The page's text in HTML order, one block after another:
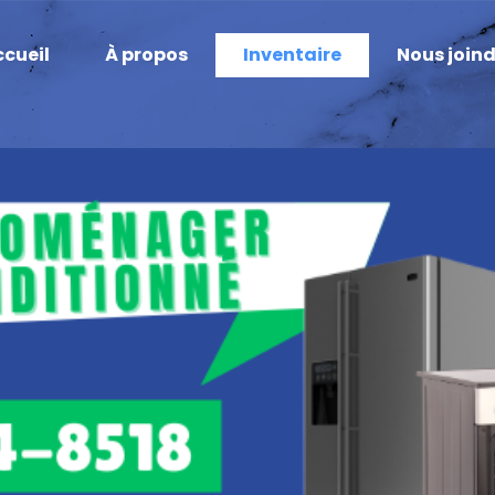
À propos Inventaire Nous